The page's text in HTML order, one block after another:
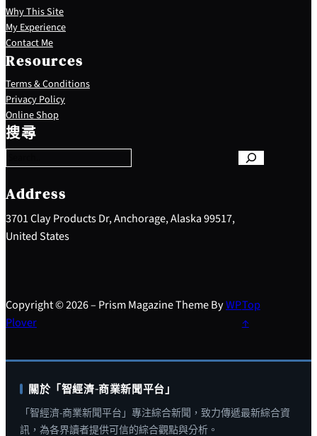
Why This Site
My Experience
Contact Me
Resources
Terms & Conditions
Privacy Policy
Online Shop
搜尋
S
e
a
c
h
Address
3701 Clay Products Dr, Anchorage, Alaska 99517,
United States
Copyright © 2026 – Prism Magazine Theme ByWP
Plover
Top
↑
關於「智經濟-商業新聞平台」
「智經濟-商業新聞平台」專注綜合新聞，致力傳遞最新綜合資
訊，為各界讀者提供可信的綜合觀點與分析。